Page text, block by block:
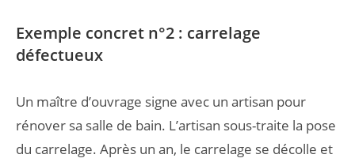
Exemple concret n°2 : carrelage
défectueux
Un maître d’ouvrage signe avec un artisan pour
rénover sa salle de bain. L’artisan sous-traite la pose
du carrelage. Après un an, le carrelage se décolle et